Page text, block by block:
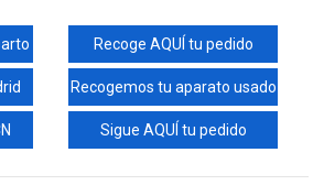
Recoge AQUÍ tu pedido
Recogemos tu aparato usado
Sigue AQUÍ tu pedido